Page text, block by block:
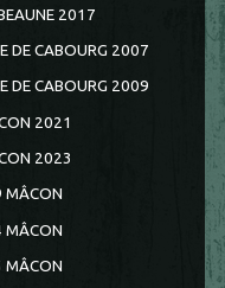
2017
DE CABOURG 2007
DE CABOURG 2009
2021
2023
MÂCON
MÂCON
MÂCON